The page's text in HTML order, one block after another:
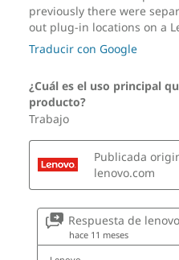
OTRA
ThinkShield Security
Módulo de plataforma de
Kensington Security Slot™
Opcional: Bloqueo
Opcional: Interruptor de
Opcional: Seguridad de
Opcional: Cable de
Opcional: Pinza para